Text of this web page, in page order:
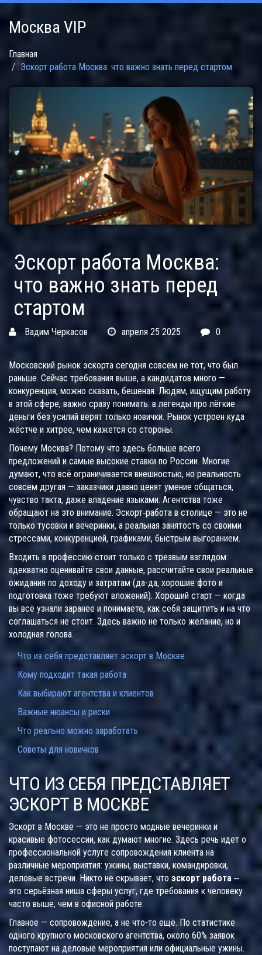
Москва VIP
Главная
Эскорт работа Москва: что важно знать перед стартом
Эскорт работа Москва:
что важно знать перед
стартом
Вадим Черкасов апреля 25 2025 0
Московский рынок эскорта сегодня совсем не тот, что был
раньше. Сейчас требования выше, а кандидатов много —
конкуренция, можно сказать, бешеная. Людям, ищущим работу
в этой сфере, важно сразу понимать: в легенды про лёгкие
деньги без усилий верят только новички. Рынок устроен куда
жёстче и хитрее, чем кажется со стороны.
Почему Москва? Потому что здесь больше всего
предложений и самые высокие ставки по России. Многие
думают, что всё ограничивается внешностью, но реальность
совсем другая — заказчики давно ценят умение общаться,
чувство такта, даже владение языками. Агентства тоже
обращают на это внимание. Эскорт‑работа в столице — это не
только тусовки и вечеринки, а реальная занятость со своими
стрессами, конкуренцией, графиками, быстрым выгоранием.
Входить в профессию стоит только с трезвым взглядом:
адекватно оценивайте свои данные, рассчитайте свои реальные
ожидания по доходу и затратам (да-да, хорошие фото и
подготовка тоже требуют вложений). Хороший старт — когда
вы всё узнали заранее и понимаете, как себя защитить и на что
соглашаться не стоит. Здесь важно не только желание, но и
холодная голова.
Что из себя представляет эскорт в Москве
Кому подходит такая работа
Как выбирают агентства и клиентов
Важные нюансы и риски
Что реально можно заработать
Советы для новичков
ЧТО ИЗ СЕБЯ ПРЕДСТАВЛЯЕТ
ЭСКОРТ В МОСКВЕ
Эскорт в Москве — это не просто модные вечеринки и
красивые фотосессии, как думают многие. Здесь речь идет о
профессиональной услуге сопровождения клиента на
различные мероприятия: ужины, выставки, командировки,
деловые встречи. Никто не скрывает, что эскорт работа ‒
это серьёзная ниша сферы услуг, где требования к человеку
часто выше, чем в офисной работе.
Главное — сопровождение, а не что-то ещё. По статистике
одного крупного московского агентства, около 60% заявок
поступают на деловые мероприятия или официальные ужины.